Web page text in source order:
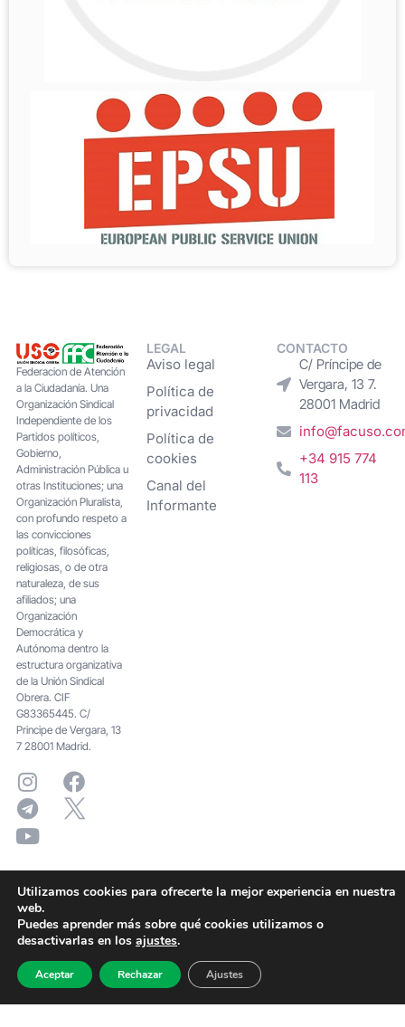
Federacion de Atención
a la Ciudadanía. Una
Organización Sindical
Independiente de los
Partidos políticos,
Gobierno,
Administración Pública u
otras Instituciones; una
Organización Pluralista,
con profundo respeto a
las convicciones
políticas, filosóficas,
religiosas, o de otra
naturaleza, de sus
afiliados; una
Organización
Democrática y
Autónoma dentro la
estructura organizativa
de la Unión Sindical
Obrera. CIF
G83365445. C/
Principe de Vergara, 13
7 28001 Madrid.
LEGAL
Aviso legal
Política de
privacidad
Política de
cookies
Canal del
Informante
CONTACTO
C/ Príncipe de
Vergara, 13 7.
28001 Madrid
+34 915 774
113
Utilizamos cookies para ofrecerte la mejor experiencia en nuestra
web.
Puedes aprender más sobre qué cookies utilizamos o
desactivarlas en los ajustes.
Aceptar Rechazar Ajustes